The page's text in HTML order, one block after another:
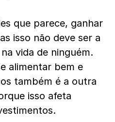
que parece, ganhar
isso não deve ser a
vida de ninguém.
alimentar bem e
também é a outra
isso afeta